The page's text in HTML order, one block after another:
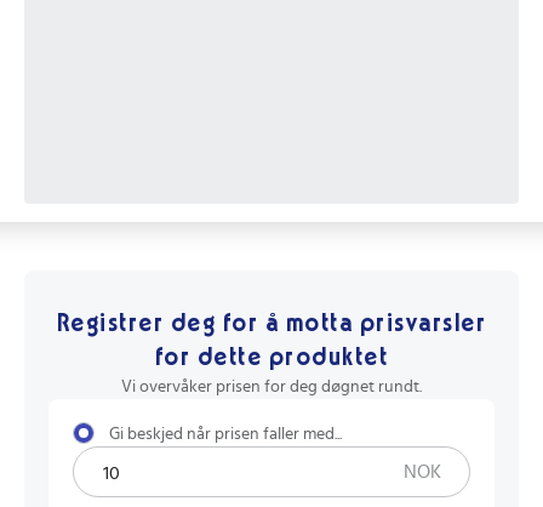
Registrer deg for å motta prisvarsler
for dette produktet
Vi overvåker prisen for deg døgnet rundt.
Gi beskjed når prisen faller med...
NOK